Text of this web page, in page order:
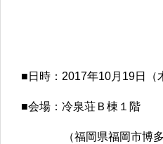
■日時：2017年10月19日（
■会場：冷泉荘Ｂ棟１階
（福岡県福岡市博